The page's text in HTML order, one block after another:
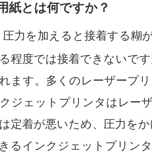
紙とは何ですか？
圧力を加えると接着する糊
程度では接着できないで
ます。多くのレーザープ
ジェットプリンタはレー
定着が悪いため、圧力を
るインクジェットプリン